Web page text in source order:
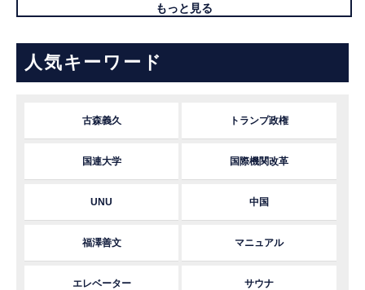
もっと見る
人気キーワード
古森義久 トランプ政権
国連大学 国際機関改革
UNU 中国
福澤善文 マニュアル
エレベーター サウナ